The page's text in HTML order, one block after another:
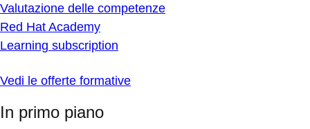
Valutazione delle competenze
Red Hat Academy
Learning subscription
Vedi le offerte formative
In primo piano